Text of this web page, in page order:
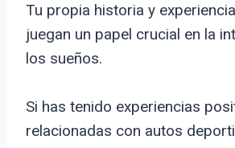
Tu propia historia y
juegan un papel crucial en la
los sueños.
Si has tenido experiencias
relacionadas con autos